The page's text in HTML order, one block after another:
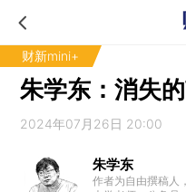
财新mini+
朱学东：消失
2024年07月26日 20:00
朱学东
作者为自由撰稿人